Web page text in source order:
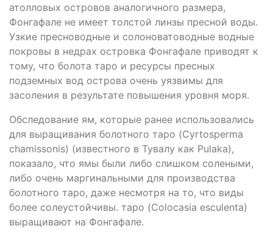
атолловых островов аналогичного размера,
Фонгафале не имеет толстой линзы пресной воды.
Узкие пресноводные и солоноватоводные водные
покровы в недрах островка Фонгафале приводят к
тому, что болота таро и ресурсы пресных
подземных вод острова очень уязвимы для
засоления в результате повышения уровня моря.
Обследование ям, которые ранее использовались
для выращивания болотного таро (Cyrtosperma
chamissonis) (известного в Тувалу как Pulaka),
показало, что ямы были либо слишком солеными,
либо очень маргинальными для производства
болотного таро, даже несмотря на то, что виды
более солеустойчивы. таро (Colocasia esculenta)
выращивают на Фонгафале.